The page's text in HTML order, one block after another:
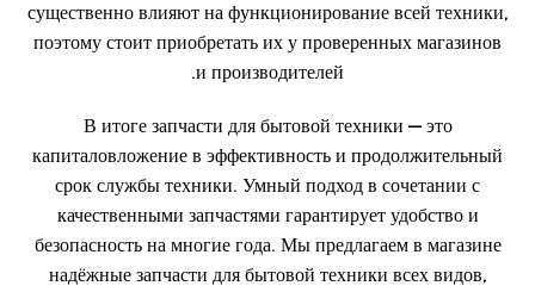
существенно влияют на функционирование всей техники,
поэтому стоит приобретать их у проверенных магазинов
и производителей.
В итоге запчасти для бытовой техники — это
капиталовложение в эффективность и продолжительный
срок службы техники. Умный подход в сочетании с
качественными запчастями гарантирует удобство и
безопасность на многие года. Мы предлагаем в магазине
надёжные запчасти для бытовой техники всех видов,